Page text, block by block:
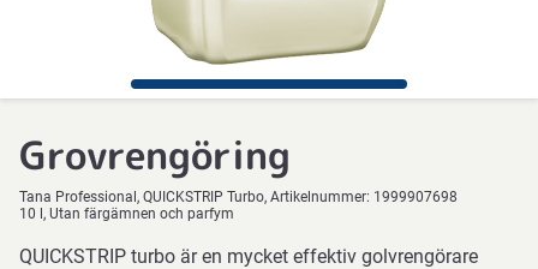
Grovrengöring
Tana Professional QUICKSTRIP Turbo Artikelnummer: 1999907698
10 l, Utan färgämnen och parfym
QUICKSTRIP turbo är en mycket effektiv golvrengörare